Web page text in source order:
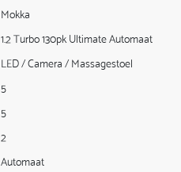
Mokka
1.2 Turbo 130pk Ultimate Automaat
LED / Camera / Massagestoel
5
5
2
Automaat